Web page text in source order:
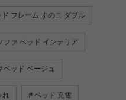
ド フレーム すのこ ダブル
ファ ベッド インテリア
ベッド ベージュ
ベッド 充電